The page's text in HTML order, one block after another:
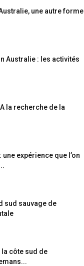
une autre forme
Australie : les activités
la recherche de la
expérience que l’on
sud sauvage de
la côte sud de